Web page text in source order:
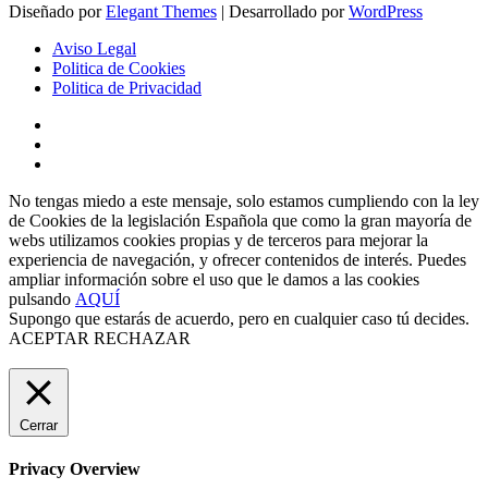
Diseñado porElegant Themes | Desarrollado porWordPress
Aviso Legal
Politica de Cookies
Politica de Privacidad
No tengas miedo a este mensaje, solo estamos cumpliendo con la ley
de Cookies de la legislación Española que como la gran mayoría de
webs utilizamos cookies propias y de terceros para mejorar la
experiencia de navegación, y ofrecer contenidos de interés. Puedes
ampliar información sobre el uso que le damos a las cookies
pulsando AQUÍ
Supongo que estarás de acuerdo, pero en cualquier caso tú decides.
ACEPTAR RECHAZAR
Cerrar
Privacy Overview